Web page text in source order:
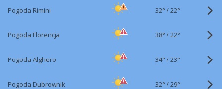
Pogoda Rimini 32° /22°
Pogoda Florencja 38° /22°
Pogoda Alghero 34° /23°
Pogoda Dubrownik 32° /29°